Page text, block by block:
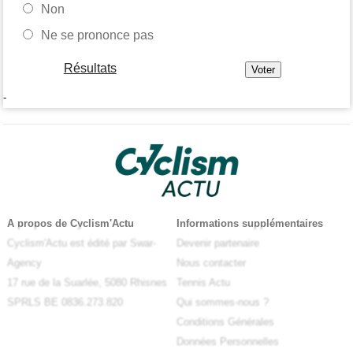
Non
Ne se prononce pas
Résultats
-
A propos de Cyclism'Actu
Cyclism'Actu est édité par Swar-
Agency
17 rue de la Suarlée, 5080 Rhisnes
SPRLS BE 0836.273.820
Informations supplémentaires
Devenir partenaire
Nous contacter
Tennis Actu
Qui sommes-nous ?
Conditions Générales
Données Personnelles